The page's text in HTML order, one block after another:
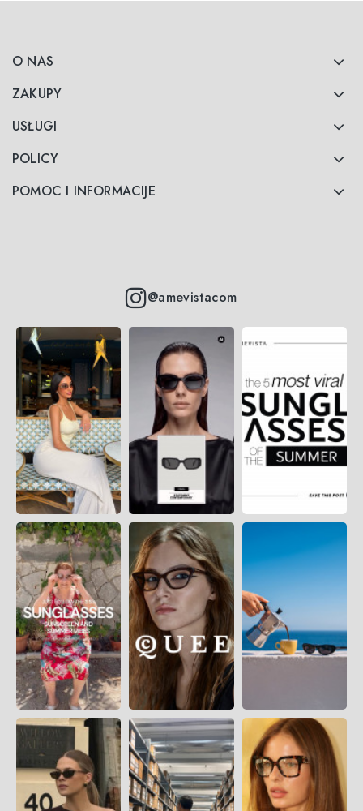
O NAS
ZAKUPY
USŁUGI
POLICY
POMOC I INFORMACIJE
@amevistacom